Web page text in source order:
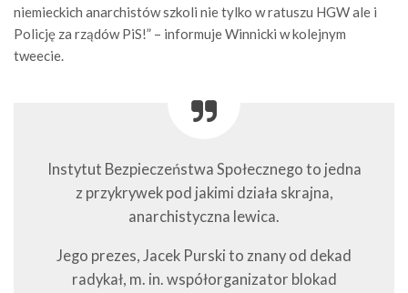
niemieckich anarchistów szkoli nie tylko w ratuszu HGW ale i
Policję za rządów PiS!” – informuje Winnicki w kolejnym
tweecie.
Instytut Bezpieczeństwa Społecznego to jedna
z przykrywek pod jakimi działa skrajna,
anarchistyczna lewica.
Jego prezes, Jacek Purski to znany od dekad
radykał, m. in. współorganizator blokad